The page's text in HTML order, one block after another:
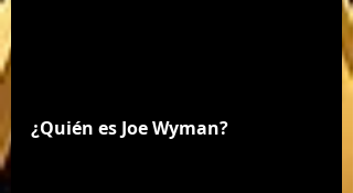
¿Quién es Joe Wyman?